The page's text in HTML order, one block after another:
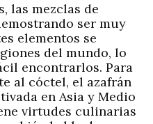
las mezclas de
ser muy
elementos se
del mundo, lo
encontrarlos. Para
al cóctel, el azafrán
en Asia y Medio
virtudes culinarias